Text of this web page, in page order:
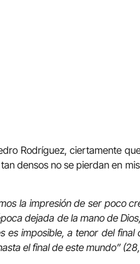
Rodríguez, ciertamente
densos no se pierdan en
la impresión de ser poco
dejada de la mano de
es imposible, a tenor del final
el final de este mundo”